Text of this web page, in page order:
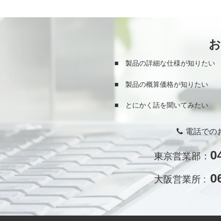
■ 製品の詳細な仕様が知りたい
■ 製品の概算価格が知りたい
■ とにかく話を聞いてみたい
電話での
東京営業部：
大阪営業所 :